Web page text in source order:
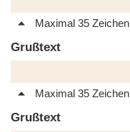
Maximal 35 Zeichen
Grußtext
Maximal 35 Zeichen
Grußtext